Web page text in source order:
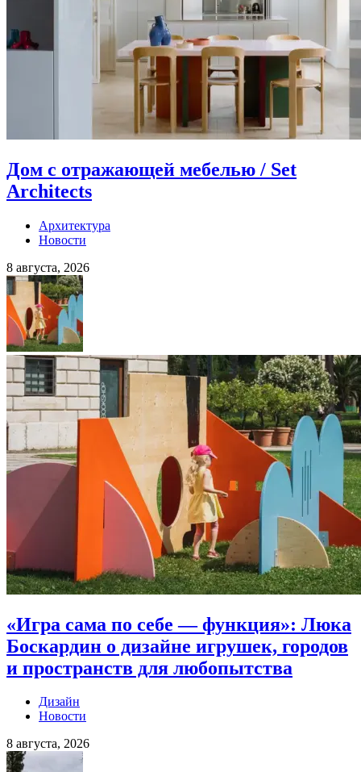
Дом с отражающей мебелью / Set
Architects
Архитектура
Новости
8 августа, 2026
«Игра сама по себе — функция»: Люка
Боскардин о дизайне игрушек, городов
и пространств для любопытства
Дизайн
Новости
8 августа, 2026